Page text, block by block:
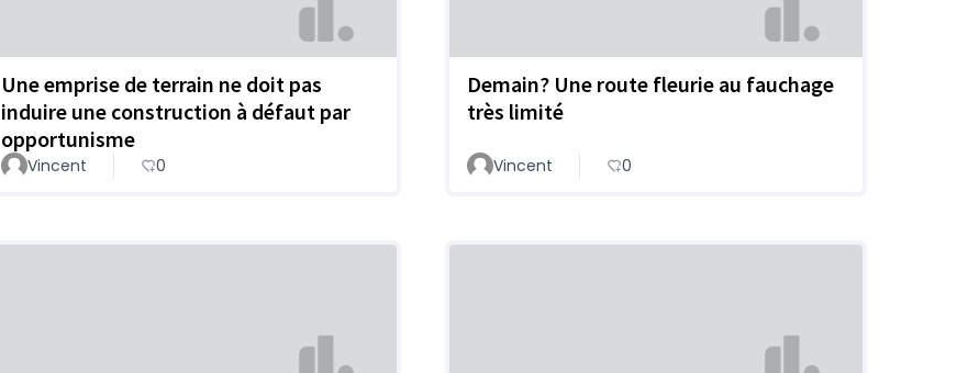
Une emprise de terrain ne doit pas
induire une construction à défaut par
opportunisme
Vincent 0
Demain? Une route fleurie au fauchage
très limité
Vincent 0